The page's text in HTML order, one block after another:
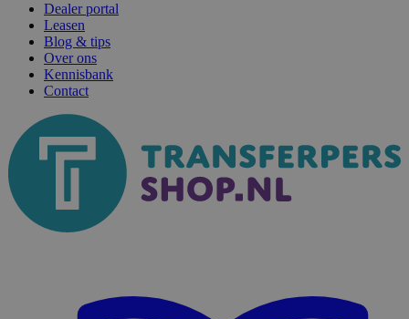
Dealer portal
Leasen
Blog & tips
Over ons
Kennisbank
Contact